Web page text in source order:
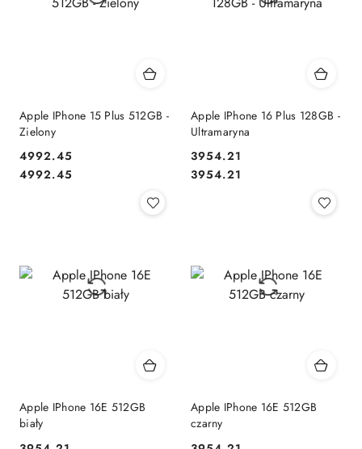
Apple IPhone 15 Plus 512GB -
Zielony
Cena:
4992.45
Cena:
4992.45
Apple IPhone 16 Plus 128GB -
Ultramaryna
Cena:
3954.21
Cena:
3954.21
Apple IPhone 16E 512GB
biały
Apple IPhone 16E 512GB
czarny